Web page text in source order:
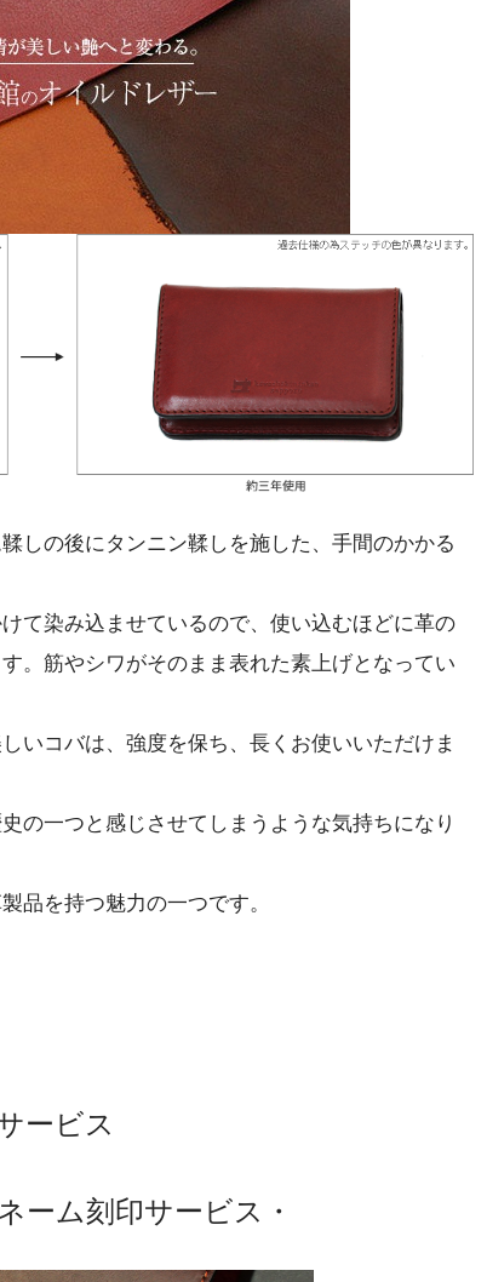
しの後にタンニン鞣しを施した、手間のかかる
て染み込ませているので、使い込むほどに革の
。筋やシワがそのまま表れた素上げとなってい
いコバは、強度を保ち、長くお使いいただけま
の一つと感じさせてしまうような気持ちになり
品を持つ魅力の一つです。
ービス
ーム刻印サービス・